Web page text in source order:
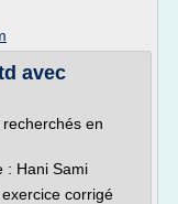
avec
en
: Hani Sami
corrigé